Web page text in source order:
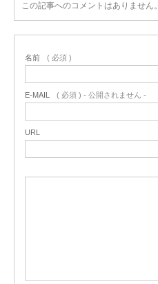
この記事へのコメントはありません。
名前 ( 必須 )
E-MAIL ( 必須 ) - 公開されません -
URL